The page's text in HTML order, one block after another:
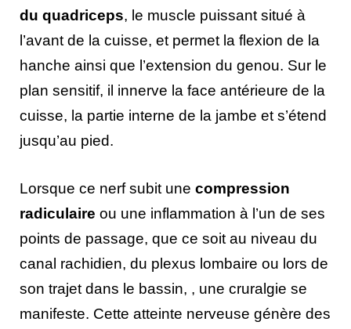
du quadriceps, le muscle puissant situé à
l’avant de la cuisse, et permet la flexion de la
hanche ainsi que l’extension du genou. Sur le
plan sensitif, il innerve la face antérieure de la
cuisse, la partie interne de la jambe et s’étend
jusqu’au pied.
Lorsque ce nerf subit une compression
radiculaire ou une inflammation à l’un de ses
points de passage, que ce soit au niveau du
canal rachidien, du plexus lombaire ou lors de
son trajet dans le bassin, , une cruralgie se
manifeste. Cette atteinte nerveuse génère des